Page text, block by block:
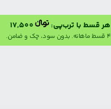
هر قسط با ترب‌پی: 17,500
۴ قسط ماهانه. بدون سود، چک و ضامن.